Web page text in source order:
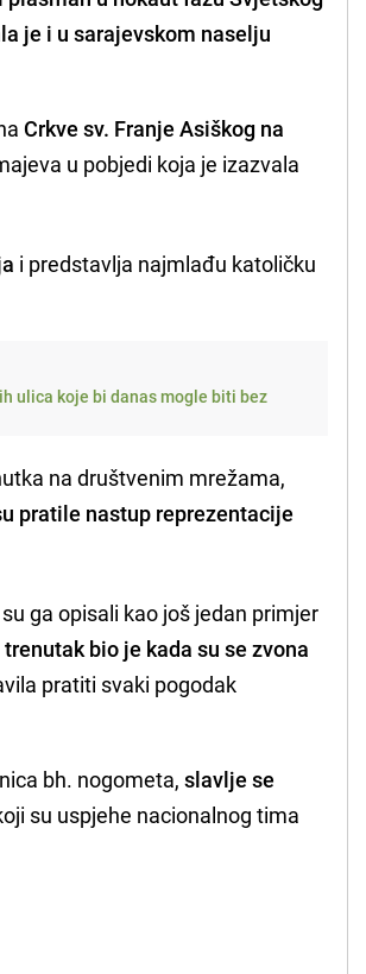
je i u sarajevskom naselju
Crkve sv. Franje Asiškog na
u pobjedi koja je izazvala
i predstavlja najmlađu katoličku
ulica koje bi danas mogle biti bez
na društvenim mrežama,
pratile nastup reprezentacije
ga opisali kao još jedan primjer
bio je kada su se zvona
pratiti svaki pogodak
bh. nogometa,slavlje se
su uspjehe nacionalnog tima